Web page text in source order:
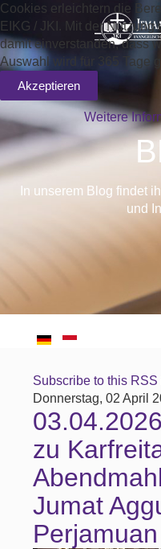
In unserem Blog findet
und
Subscribe to this RSS
Donnerstag, 02 April
zu
Jumat
Cookies erleichtern die
EIKG / JKI. Mit der
damit einverstanden, dass
Auswahl wird für 365 Tage
Akzeptieren
Weitere